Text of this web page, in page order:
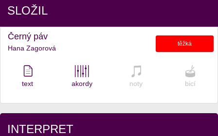
SLOŽIL
Černý páv
Hana Zagorová
těžká
text akordy noty bicí
INTERPRET